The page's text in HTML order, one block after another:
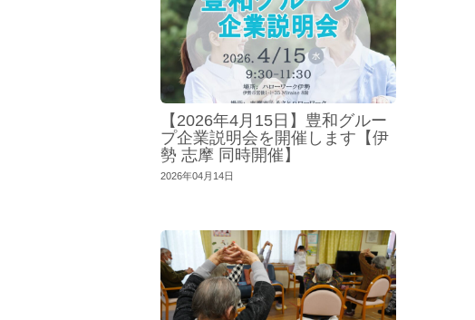
【2026年4月15日】豊和グルー
プ企業説明会を開催します【伊
勢 志摩 同時開催】
2026年04月14日